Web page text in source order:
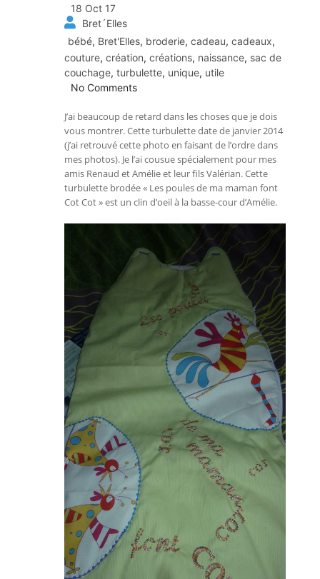
18 Oct 17
Bret´Elles
bébé, Bret'Elles, broderie, cadeau, cadeaux,
couture, création, créations, naissance, sac de
couchage, turbulette, unique, utile
No Comments
J’ai beaucoup de retard dans les choses que je dois
vous montrer. Cette turbulette date de janvier 2014
(j’ai retrouvé cette photo en faisant de l’ordre dans
mes photos). Je l’ai cousue spécialement pour mes
amis Renaud et Amélie et leur fils Valérian. Cette
turbulette brodée « Les poules de ma maman font
Cot Cot » est un clin d’oeil à la basse-cour d’Amélie.